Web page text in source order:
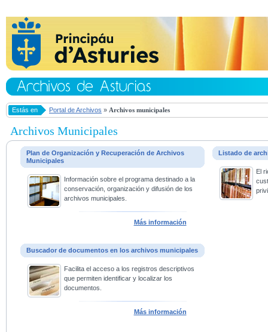
Estás en Portal de Archivos » Archivos municipales
Archivos Municipales
Plan de Organización y Recuperación de Archivos
Municipales
Información sobre el programa destinado a la
conservación, organización y difusión de los
archivos municipales.
Más información
Listado de
El
Buscador de documentos en los archivos municipales
Facilita el acceso a los registros descriptivos
que permiten identificar y localizar los
documentos.
Más información